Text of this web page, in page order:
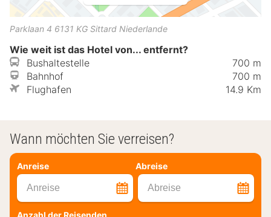
Parklaan 4 6131 KG Sittard Niederlande
Wie weit ist das Hotel von... entfernt?
Bushaltestelle
700 m
Bahnhof
700 m
Flughafen
14.9 Km
Wann möchten Sie verreisen?
Anreise Abreise
Anreise Abreise
Anzahl der Reisenden